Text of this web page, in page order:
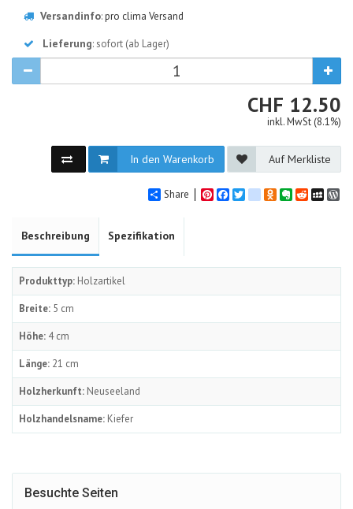
Versandinfo:pro clima Versand
Lieferung: sofort (ab Lager)
CHF CHF
12.50
inkl. MwSt (8.1%)
In den Warenkorb Auf Merkliste
Share PinterestFacebook
Twittergoogle_bookmarks
Odnoklassniki
Evernote
Reddit
Beschreibung Spezifikation
Produkttyp: Holzartikel
Breite: 5 cm
Höhe: 4 cm
Länge: 21 cm
Holzherkunft: Neuseeland
Holzhandelsname: Kiefer
Besuchte Seiten